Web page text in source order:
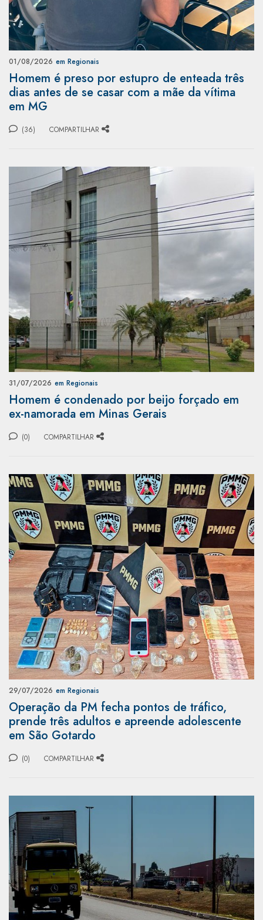
01/08/2026 em Regionais
Homem é preso por estupro de enteada três
dias antes de se casar com a mãe da vítima
em MG
(36) COMPARTILHAR
31/07/2026 em Regionais
Homem é condenado por beijo forçado em
ex-namorada em Minas Gerais
(0) COMPARTILHAR
29/07/2026 em Regionais
Operação da PM fecha pontos de tráfico,
prende três adultos e apreende adolescente
em São Gotardo
(0) COMPARTILHAR